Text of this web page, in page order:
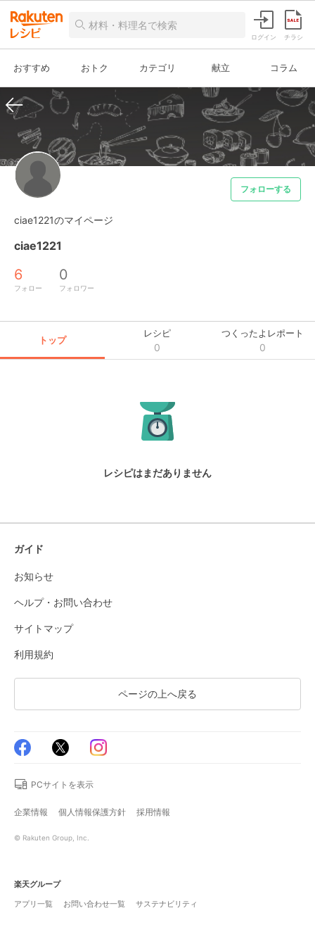
ログイン チラシ
おすすめ おトク カテゴリ 献立 コラム
フォローする
ciae1221のマイページ
ciae1221
6
フォロー
0
フォロワー
トップ
レシピ
0
つくったよレポート
0
レシピはまだありません
ガイド
お知らせ
ヘルプ・お問い合わせ
サイトマップ
利用規約
ページの上へ戻る
PCサイトを表示
企業情報 個人情報保護方針 採用情報
© Rakuten Group, Inc.
楽天グループ
アプリ一覧
お問い合わせ一覧 サステナビリティ